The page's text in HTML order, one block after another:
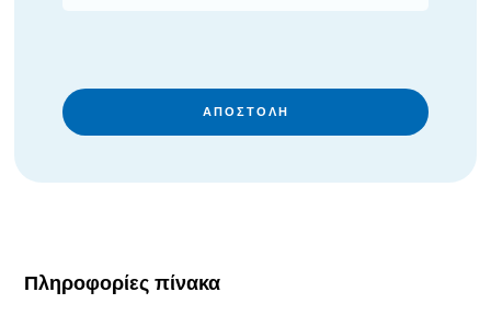
ΑΠΟΣΤΟΛΉ
Πληροφορίες πίνακα